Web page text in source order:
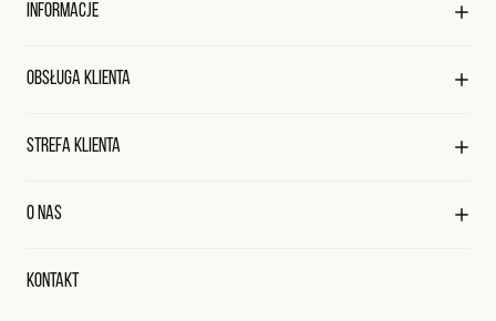
Informacje
O marce By Dziubeka
Współpraca
Obsługa klienta
Regulamin sklepu
Reklamacje i zwroty
Strefa klienta
Edycja profilu
O nas
Oryginalne naszyjniki, topowe bransoletki, okazałe kolczyki,
Kontakt